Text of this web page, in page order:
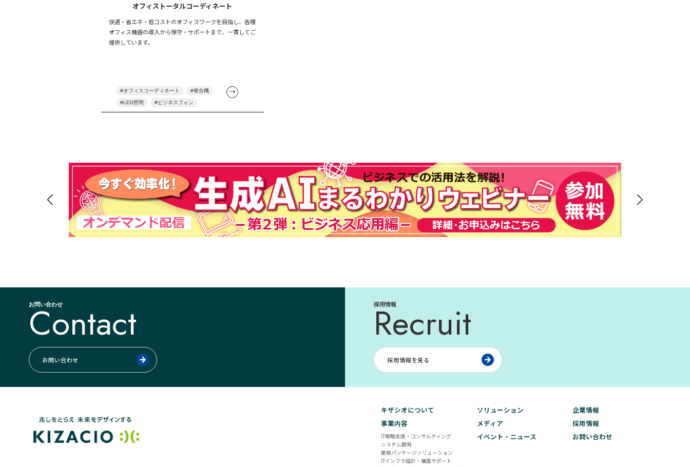
オフィストータルコーディネート
快適・省エネ・低コストのオフィスワークを目指し、各種
オフィス機器の導入から保守・サポートまで、一貫してご
提供しています。
オフィスコーディネート 複合機
LED照明 ビジネスフォン
お問い合わせ
Contact
お問い合わせ
採用情報
Recruit
採用情報を見る
キザシオについて
事業内容
IT戦略支援・コンサルティング
システム開発
業務パッケージソリューション
ITインフラ設計・構築サポート
ソリューション
メディア
イベント・ニュース
企業情報
採用情報
お問い合わせ